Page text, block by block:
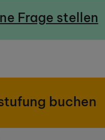
Frage stellen
buchen